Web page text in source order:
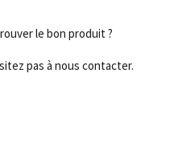
le bon produit ?
pas à nous contacter.